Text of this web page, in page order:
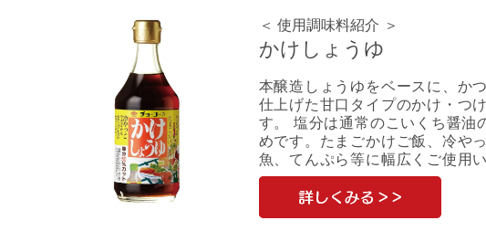
＜ 使用調味料紹介 ＞
かけしょうゆ
本醸造しょうゆをベースに、か
仕上げた甘口タイプのかけ・つ
す。 塩分は通常のこいくち醤油
めです。たまごかけご飯、冷や
魚、てんぷら等に幅広くご使用